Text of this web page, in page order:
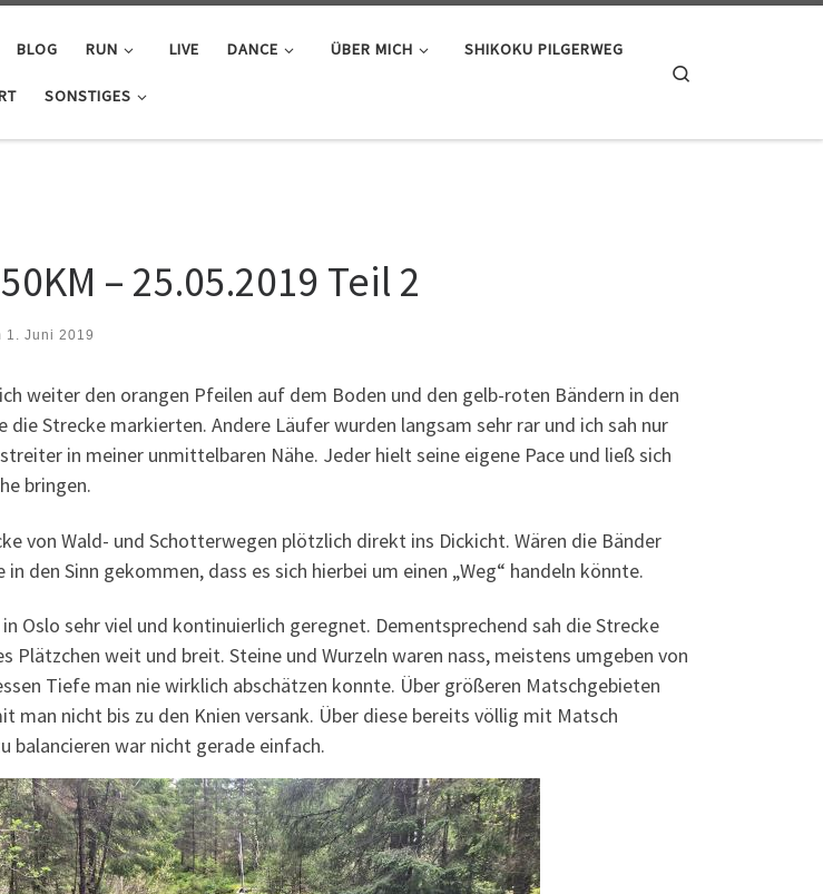
BLOG RUN LIVE DANCE ÜBER MICH SHIKOKU PILGERWEG
SONSTIGES
– 25.05.2019 Teil 2
1. Juni 2019
weiter den orangen Pfeilen auf dem Boden und den gelb-roten Bändern in den
die Strecke markierten. Andere Läufer wurden langsam sehr rar und ich sah nur
in meiner unmittelbaren Nähe. Jeder hielt seine eigene Pace und ließ sich
bringen.
von Wald- und Schotterwegen plötzlich direkt ins Dickicht. Wären die Bänder
den Sinn gekommen, dass es sich hierbei um einen „Weg“ handeln könnte.
Oslo sehr viel und kontinuierlich geregnet. Dementsprechend sah die Strecke
Plätzchen weit und breit. Steine und Wurzeln waren nass, meistens umgeben von
Tiefe man nie wirklich abschätzen konnte. Über größeren Matschgebieten
man nicht bis zu den Knien versank. Über diese bereits völlig mit Matsch
balancieren war nicht gerade einfach.